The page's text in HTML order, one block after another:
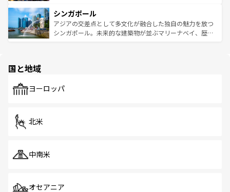
参照してほしい。
激する。気候は一年中温暖で、どの季節にも異なる楽しみ
が待っている。親しみやすいタイの人々、仏教を中心とし
た文化、そして多様な観光資源が、訪れる旅人を魅了し続
み、どこを訪れても感動するはず。観光スポットが密集し
ており、効率よく見どころを回れるのも魅力。息をのむよ
うな絶景から文化的な体験まで、香港を存分に楽しみ尽く
シンガポール
アジアの交差点として多文化が融合した独自の魅力を放つ
シンガポール。未来的な建築物が並ぶマリーナベイ、歴史
で、ホーカーズは地元の風情を楽しめる外せないスポット
国と地域
ヨーロッパ
北米
中南米
オセアニア